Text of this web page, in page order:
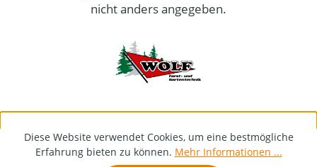
nicht anders angegeben.
Diese Website verwendet Cookies, um eine bestmögliche
Erfahrung bieten zu können. Mehr Informationen ...